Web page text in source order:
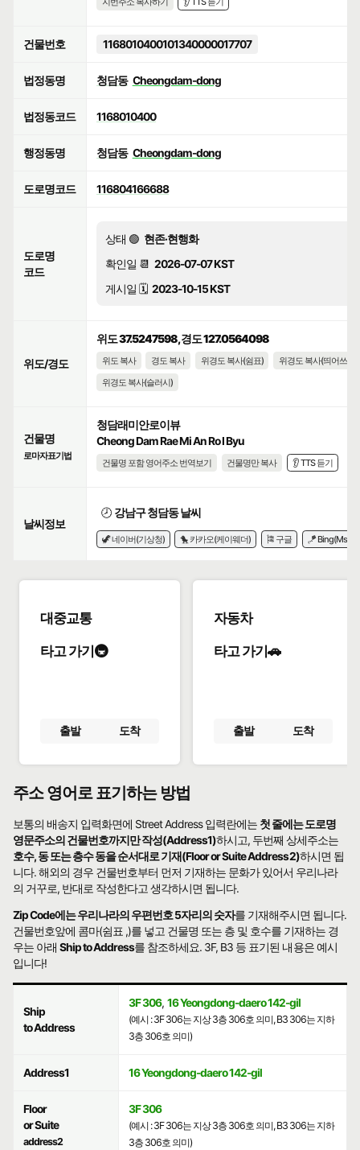
건물번호 1168010400101340000017707
법정동명 청담동 Cheongdam-dong
법정동코드 1168010400
행정동명 청담동 Cheongdam-dong
도로명코드 116804166688
도로명
코드
상태 🟢 현존·현행화
확인일 📆 2026-07-07 KST
게시일 🗓️ 2023-10-15 KST
위도/경도
위도 37.5247598, 경도 127.0564098
위도 복사 경도 복사 위경도 복사(쉼표)
위경도 복사(띄어쓰기)
위경도 복사(슬러시)
건물명
로마자표기법
청담래미안로이뷰
Cheong Dam Rae Mi An Ro I Byu
건물명 포함 영어주소 번역보기 건물명만 복사 👂 TTS 듣기
날씨정보
🕗 강남구 청담동 날씨
🦖 네이버(기상청) 🐤 카카오(케이웨더) 🎏 구글 🪁 Bing(Msn)
대중교통
타고 가기🚇
출발 도착
자동차
타고 가기🚗
출발 도착
주소 영어로 표기하는 방법
보통의 배송지 입력화면에 Street Address 입력란에는 첫 줄에는 도로명
영문주소의 건물번호까지만 작성(Address1)하시고, 두번째 상세주소는
호수, 동 또는 층수 동을 순서대로 기재(Floor or Suite Address2)하시면 됩
니다. 해외의 경우 건물번호부터 먼저 기재하는 문화가 있어서 우리나라
의 거꾸로, 반대로 작성한다고 생각하시면 됩니다.
Zip Code에는 우리나라의 우편번호 5자리의 숫자를 기재해주시면 됩니다.
건물번호앞에 콤마(쉼표 ,)를 넣고 건물명 또는 층 및 호수를 기재하는 경
우는 아래Ship to Address를 참조하세요. 3F, B3 등 표기된 내용은 예시
입니다!
Ship
to Address
3F 306, 16 Yeongdong-daero 142-gil
(예시 : 3F 306는 지상 3층 306호 의미, B3 306는 지하
3층 306호 의미)
Address1 16 Yeongdong-daero 142-gil
Floor
or Suite
address2
3F 306
(예시 : 3F 306는 지상 3층 306호 의미, B3 306는 지하
3층 306호 의미)